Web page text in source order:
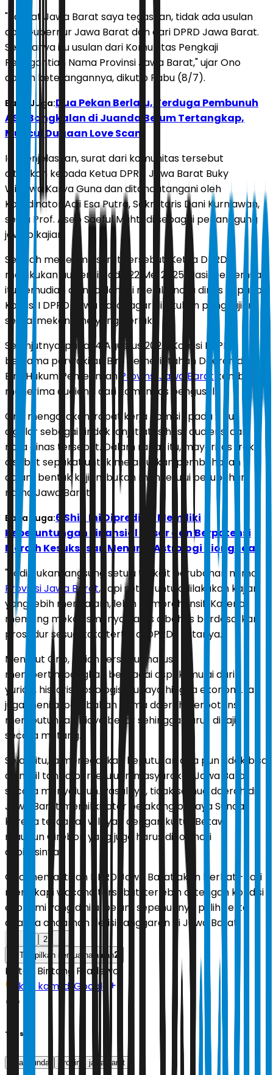
"Rakyat Jawa Barat saya tegaskan, tidak ada usulan
dari Gubernur Jawa Barat dan dari DPRD Jawa Barat.
Semuanya itu usulan dari Komunitas Pengkaji
Penggantian Nama Provinsi Jawa Barat," ujar Ono
dalam keterangannya, dikutip Rabu (8/7).
Baca Juga:Dua Pekan Berlalu, Terduga Pembunuh
ASN Bangkalan di Juanda Belum Tertangkap,
Muncul Dugaan Love Scam
Ia menjelaskan, surat dari komunitas tersebut
ditujukan kepada Ketua DPRD Jawa Barat Buky
Wibawa Karya Guna dan ditandatangani oleh
Koordinator Adji Esa Putra, Sekretaris Dani Kurniawan,
serta Prof. Asep Saeful Muhtadi sebagai penanggung
jawab kajian.
Setelah menerima surat tersebut, Ketua DPRD
melakukan audiensi pada 22 Mei 2025. Hasil pertemuan
itu kemudian ditindaklanjuti melalui nota dinas kepada
Komisi I DPRD Jawa Barat agar dilakukan pengkajian
sesuai mekanisme yang berlaku.
Selanjutnya, pada 14 Agustus 2025, Komisi I DPRD
bersama perwakilan Biro Pemerintahan Daerah dan
Biro Hukum Pemerintah Provinsi Jawa Baratkembali
menerima audiensi dari komunitas pengusul.
Ono mengatakan, rapat kerja Komisi I pada 2 Juli
digelar sebagai tindak lanjut atas hasil audiensi dan
nota dinas tersebut. Dalam rapat itu, mayoritas fraksi
disebut sepakat untuk melanjutkan pembahasan
dalam bentuk kajian, bukan menyetujui perubahan
nama Jawa Barat.
Baca Juga:6 Shio Ini Diprediksi Memiliki
Keberuntungan Finansial Besar dan Berpotensi
Meraih Kesuksesan Menurut Astrologi Tionghoa
"Jadi bukan langsung setuju terkait perubahan nama
Provinsi Jawa Barat, tapi setuju untuk dilakukan kajian
yang lebih mendalam, lebih komprehensif. Karena
memang mekanismenya harus dibahas berdasarkan
prosedur sesuai tata tertib di DPRD," katanya.
Menurut Ono, kajian tersebut harus
mempertimbangkan berbagai aspek, mulai dari
yuridis, historis, sosiologis, budaya hingga ekonomi. Ia
juga menilai perubahan nama daerah berpotensi
membutuhkan biaya besar sehingga harus dikaji
secara matang.
Selain itu, ia menegaskan keputusan apa pun tidak bisa
diambil tanpa persetujuan masyarakat Jawa Barat
secara menyeluruh. Pasalnya, tidak semua daerah di
Jawa Barat memiliki latar belakang budaya Sunda
karena terdapat wilayah dengan kultur Betawi
maupun Cirebon yang juga harus dihormati
aspirasinya.
Ono memastikan DPRD Jawa Barat akan berhati-hati
menyikapi wacana tersebut, terlebih di tengah kondisi
ekonomi yang dinilai belum sepenuhnya pulih serta
adanya ancaman defisit anggaran di Jawa Barat.
2
Tampilkan semua halaman2
Editor: Bintang Pradewo
Ikuti kami di Google
Tags
tatar sunda provinsi jawa barat